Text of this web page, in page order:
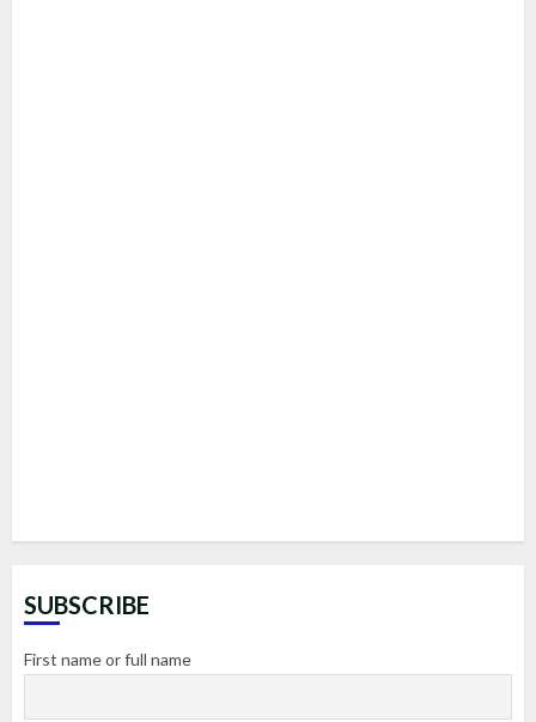
SUBSCRIBE
First name or full name